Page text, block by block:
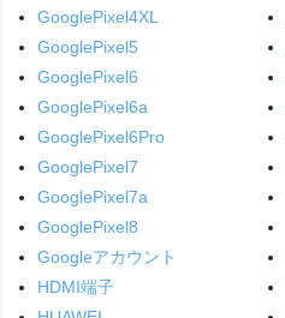
GooglePixel4XL
GooglePixel5
GooglePixel6
GooglePixel6a
GooglePixel6Pro
GooglePixel7
GooglePixel7a
GooglePixel8
Googleアカウント
HDMI端子